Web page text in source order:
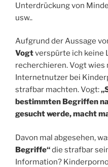
Unterdrückung von
usw..
Aufgrund der Aussage
Vogtverspürte ich keine
recherchieren. Vogt wies
Internetnutzer bei
strafbar machten. Vogt:
bestimmten Begriffen
gesucht werde, macht
Davon mal abgesehen,
Begriffe“die strafbar
Information?